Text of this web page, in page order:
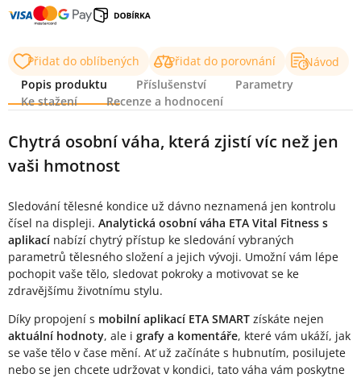
Přidat do oblíbených Přidat do porovnání
Návod
Popis produktu
Příslušenství
Parametry
Ke stažení
Recenze a hodnocení
Popis produktu
Chytrá osobní váha, která zjistí víc než jen
vaši hmotnost
Sledování tělesné kondice už dávno neznamená jen kontrolu
čísel na displeji. Analytická osobní váha ETA Vital Fitness s
aplikací nabízí chytrý přístup ke sledování vybraných
parametrů tělesného složení a jejich vývoji. Umožní vám lépe
pochopit vaše tělo, sledovat pokroky a motivovat se ke
zdravějšímu životnímu stylu.
Díky propojení s mobilní aplikací ETA SMART získáte nejen
aktuální hodnoty, ale i grafy a komentáře, které vám ukáží, jak
se vaše tělo v čase mění. Ať už začínáte s hubnutím, posilujete
nebo se jen chcete udržovat v kondici, tato váha vám poskytne